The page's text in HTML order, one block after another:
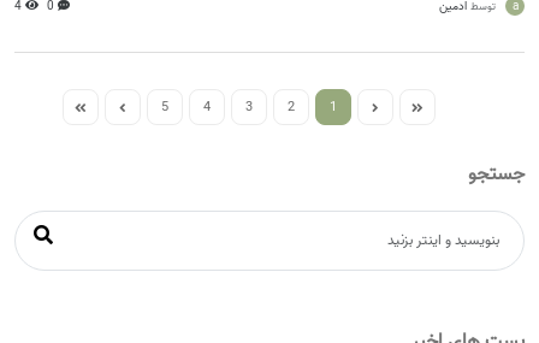
a توسط ادمین 0
4
1
2
3
4
5
جستجو